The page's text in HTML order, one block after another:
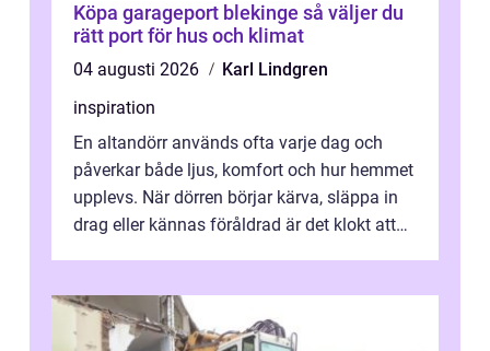
Köpa garageport blekinge så väljer du
rätt port för hus och klimat
04 augusti 2026
Karl Lindgren
inspiration
En altandörr används ofta varje dag och
påverkar både ljus, komfort och hur hemmet
upplevs. När dörren börjar kärva, släppa in
drag eller kännas föråldrad är det klokt att